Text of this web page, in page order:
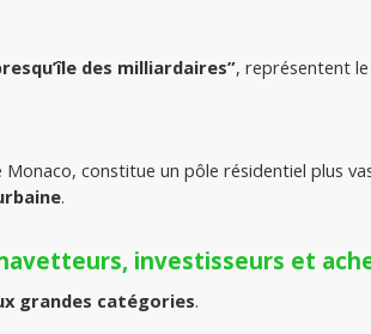
des milliardaires”, représentent
.
investisseurs et
grandes catégories.